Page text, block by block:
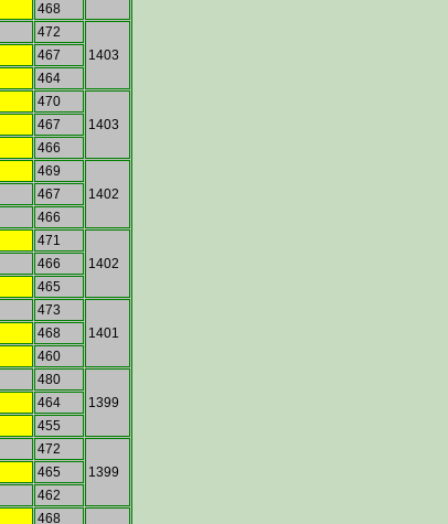
468
472
1403
467
464
470
1403
467
466
469
1402
467
466
471
1402
466
465
473
1401
468
460
480
1399
464
455
472
1399
465
462
468